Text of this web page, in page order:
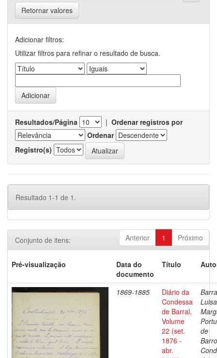
Retornar valores
Adicionar filtros:
Utilizar filtros para refinar o resultado de busca.
Resultados/Página | Ordenar registros por
Ordenar
Registro(s)
Resultado 1-1 de 1.
Anterior 1 Próximo
Conjunto de itens:
Pré-visualização
Data do
documento
Título
1869-1885
Diário da
Condessa
de Barral,
Volume
22 (set.
1876 -
abr.
Luisa
de